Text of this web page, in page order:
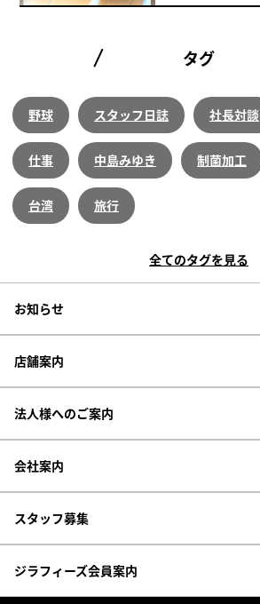
タグ
野球 スタッフ日誌 社長対談
仕事 中島みゆき 制菌加工
台湾 旅行
全てのタグを見る
お知らせ
店舗案内
法人様へのご案内
会社案内
スタッフ募集
ジラフィーズ会員案内